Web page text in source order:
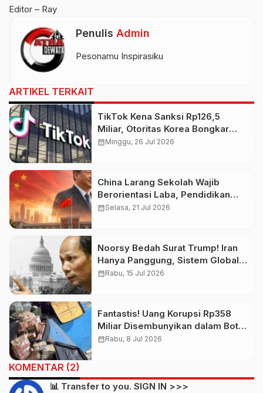
Editor – Ray
Penulis Admin
Pesonamu Inspirasiku
ARTIKEL TERKAIT
TikTok Kena Sanksi Rp126,5
Miliar, Otoritas Korea Bongkar
Pelanggaran Data Pribadi
calendar_monthMinggu, 26 Jul 2026
China Larang Sekolah Wajib
Berorientasi Laba, Pendidikan
Bukan Ladang Bisnis
calendar_monthSelasa, 21 Jul 2026
Noorsy Bedah Surat Trump! Iran
Hanya Panggung, Sistem Global
Target Utama
calendar_monthRabu, 15 Jul 2026
Fantastis! Uang Korupsi Rp358
Miliar Disembunyikan dalam Botol
Air Mineral, Eks Wamen Irak
calendar_monthRabu, 8 Jul 2026
KOMENTAR (2)
📊 Transfer to you. SIGN IN >>>